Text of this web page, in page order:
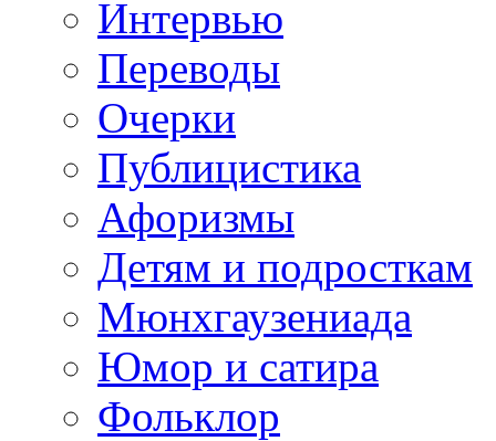
Интервью
Переводы
Очерки
Публицистика
Афоризмы
Детям и подросткам
Мюнхгаузениада
Юмор и сатира
Фольклор